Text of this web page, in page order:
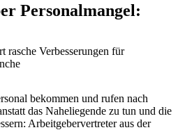
Personalmangel:
rasche Verbesserungen für
bekommen und rufen nach
das Naheliegende zu tun und die
Arbeitgebervertreter aus der